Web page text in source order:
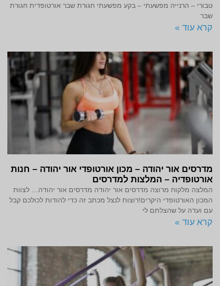
טבורי – הרנייה מפשעתי – בקע מפשעתי חגורת שבר אורטופדית חגורת
שבר
קרא עוד »
מדרסים אור יהודה – מכון אורטופדי אור יהודה – חנות
אורטופדיה – המלצות למדרסים
המלצה מלקוח מרוצה מדרסים אור יהודה מדרסים אור יהודה… לצוות
המכון האורטופדי היקרים!רוצות לנצל מכתב זה כדי להודות לכולכם קבל
עם ועדה על שהצלתם לי
קרא עוד »